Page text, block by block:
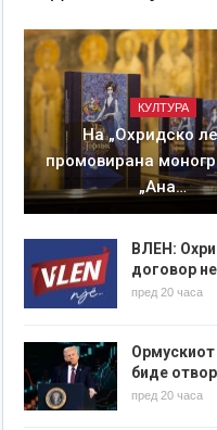
КУЛТУРА
На „Охридско
промовирана
„Ана…
ВЛЕН:
договор
пред 20 часа
биде
пред 20 часа